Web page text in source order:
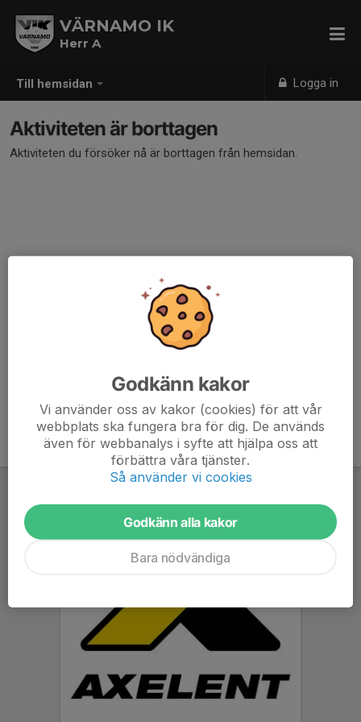
Till hemsidan Logga in
VÄRNAMO IK
Herr A
Aktiviteten är borttagen
Aktiviteten du försöker nå är borttagen från hemsidan.
Godkänn kakor
Vi använder oss av kakor (cookies) för att vår
webbplats ska fungera bra för dig. De används
även för webbanalys i syfte att hjälpa oss att
förbättra våra tjänster.
Så använder vi cookies
Godkänn alla kakor
Bara nödvändiga